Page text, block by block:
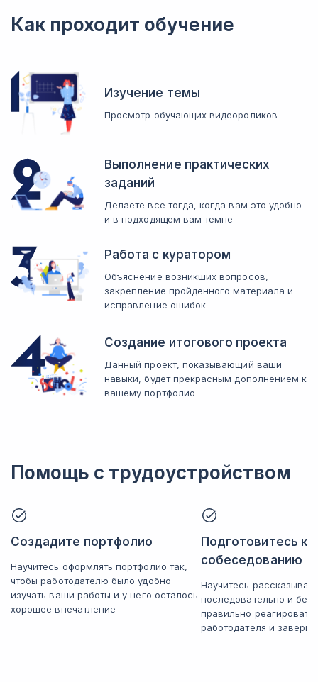
Как проходит обучение
Изучение темы
Просмотр обучающих видеороликов
Выполнение практических
заданий
Делаете все тогда, когда вам это удобно
и в подходящем вам темпе
Работа с куратором
Объяснение возникших вопросов,
закрепление пройденного материала и
исправление ошибок
Создание итогового проекта
Данный проект, показывающий ваши
навыки, будет прекрасным дополнением к
вашему портфолио
Помощь с трудоустройством
Создадите портфолио
Научитесь оформлять портфолио так,
чтобы работодателю было удобно
изучать ваши работы и у него осталось
хорошее впечатление
Подготовитесь к
собеседованию
Научитесь
последовательно и без
правильно
работодателя и